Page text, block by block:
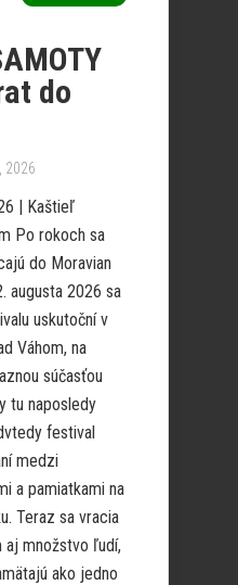
do
2026
| Kaštieľ
Po rokoch sa
do Moravian
augusta 2026 sa
uskutoční v
Váhom, na
súčasťou
tu naposledy
festival
medzi
a pamiatkami na
Teraz sa vracia
aj množstvo ľudí,
ako jedno